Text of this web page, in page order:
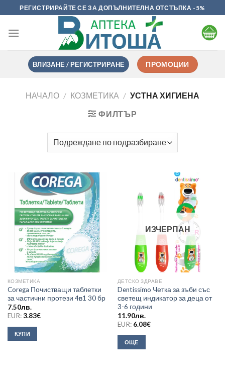
to
content
РЕГИСТРИРАЙТЕ СЕ ЗА ДОПЪЛНИТЕЛНА ОТСТЪПКА -5%
ВЛИЗАНЕ / РЕГИСТРИРАНЕ ПРОМОЦИИ
НАЧАЛО / КОЗМЕТИКА / УСТНА ХИГИЕНА
ФИЛТЪР
КОЗМЕТИКА
Corega Почистващи таблетки
за частични протези 4в1 30 бр
7.50лв.
EUR:3.83€
КУПИ
ИЗЧЕРПАН
ДЕТСКО ЗДРАВЕ
Dentissimo Четка за зъби със
светещ индикатор за деца от
3-6 години
11.90лв.
EUR: 6.08€
ОЩЕ